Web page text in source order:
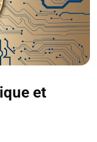
et